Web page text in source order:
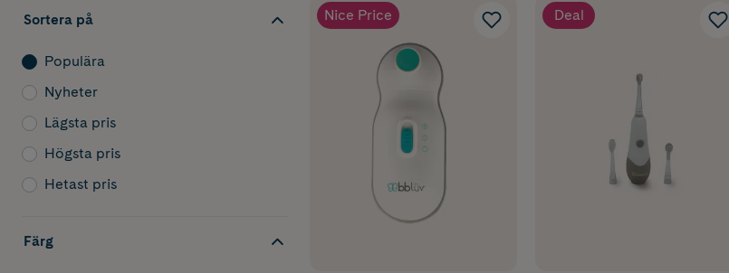
Sortera på
Populära
Nyheter
Lägsta pris
Högsta pris
Hetast pris
Färg
Nice Price Deal